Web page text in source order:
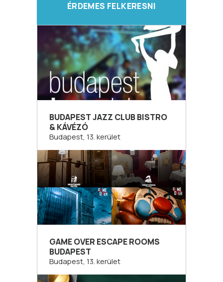
ÉRDEMES FELKERESNI
BUDAPEST JAZZ CLUB BISTRO
& KÁVÉZÓ
Budapest, 13. kerület
GAME OVER ESCAPE ROOMS
BUDAPEST
Budapest, 13. kerület